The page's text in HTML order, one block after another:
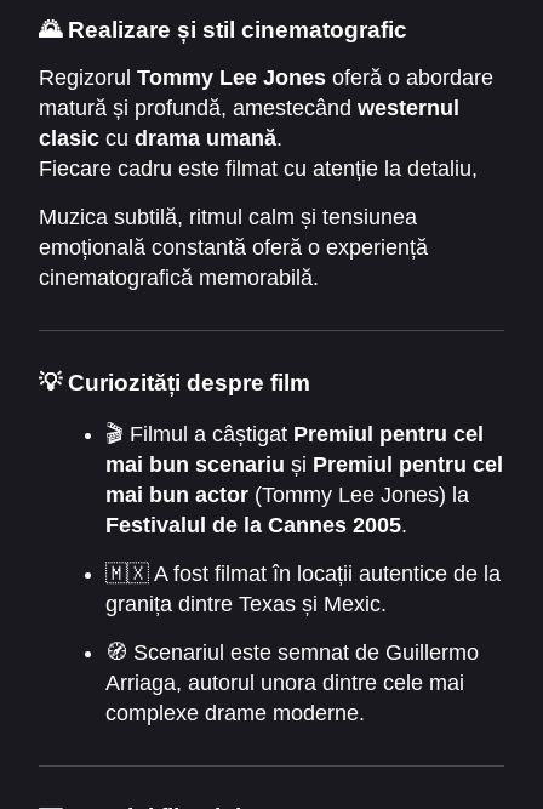
🌄 Realizare și stil cinematografic
Regizorul Tommy Lee Jones oferă o abordare
matură și profundă, amestecând westernul
clasic cu drama umană.
Fiecare cadru este filmat cu atenție la detaliu,
personaj în sine – simbol al izolării, dar și al
libertății.
Muzica subtilă, ritmul calm și tensiunea
emoțională constantă oferă o experiență
cinematografică memorabilă.
💡Curiozități despre film
🎬 Filmul a câștigat Premiul pentru cel
mai bun scenariu și Premiul pentru cel
mai bun actor(Tommy Lee Jones) la
Festivalul de la Cannes 2005.
🇲🇽 A fost filmat în locații autentice de la
granița dintre Texas și Mexic.
🧭 Scenariul este semnat de Guillermo
Arriaga, autorul unora dintre cele mai
complexe drame moderne.